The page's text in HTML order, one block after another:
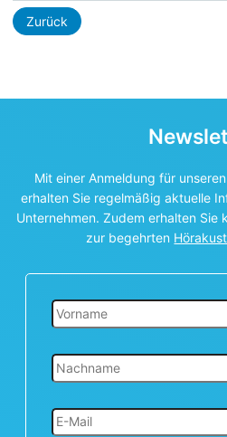
Zurück
Mit einer Anmeldung für
erhalten Sie regelmäßig aktuelle
Unternehmen. Zudem erhalten Sie
zur begehrten